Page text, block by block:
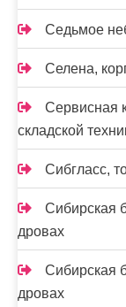
Седьмое
Селена,
Сервисная
складской
Сибгласс,
Сибирская
дровах
Сибирская
дровах